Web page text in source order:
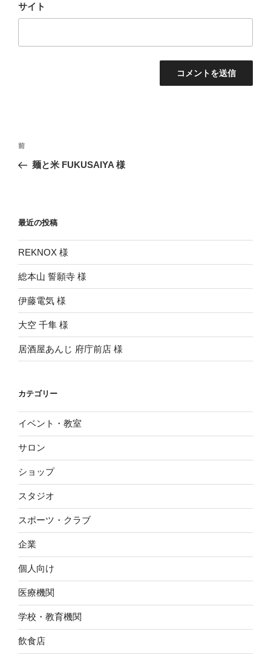
サイト
投
ナ
ー
シ
ョ
ン
前
の
前
麺と米 FUKUSAIYA 様
最近の投稿
REKNOX 様
総本山 誓願寺 様
伊藤電気 様
大空 千隼 様
居酒屋あんじ 府庁前店 様
カテゴリー
イベント・教室
サロン
ショップ
スタジオ
スポーツ・クラブ
企業
個人向け
医療機関
学校・教育機関
飲食店